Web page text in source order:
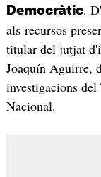
Democràtic.
als recursos
titular del jutjat
Joaquín Aguirre,
investigacions
Nacional.